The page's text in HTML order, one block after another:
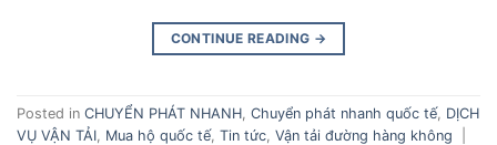
CONTINUE READING →
Posted in CHUYỂN PHÁT NHANH Chuyển phát nhanh quốc tế DỊCH
VỤ VẬN TẢI Mua hộ quốc tế Tin tức Vận tải đường hàng không